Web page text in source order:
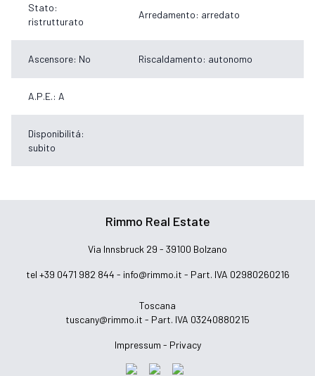
Stato:
ristrutturato
Arredamento: arredato
Ascensore: No Riscaldamento: autonomo
A.P.E.: A
Disponibilitá:
subito
Rimmo Real Estate
Via Innsbruck 29 - 39100 Bolzano
tel +39 0471 982 844 - info@rimmo.it - Part. IVA 02980260216
Toscana
tuscany@rimmo.it - Part. IVA 03240880215
Impressum - Privacy